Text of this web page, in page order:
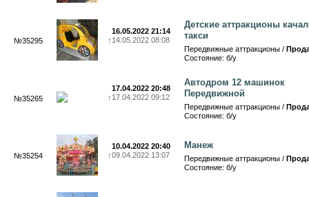
№35295
16.05.2022 21:14
↑ 14.05.2022 08:08
Детские аттракционы
такси
Передвижные аттракционы /
Состояние: б/у
№35265
17.04.2022 20:48
↑ 17.04.2022 09:12
Автодром 12 машинок
Передвижной
Передвижные аттракционы /
Состояние: б/у
№35254
10.04.2022 20:40
↑09.04.2022 13:07
Манеж
Передвижные аттракционы /
Состояние: б/у